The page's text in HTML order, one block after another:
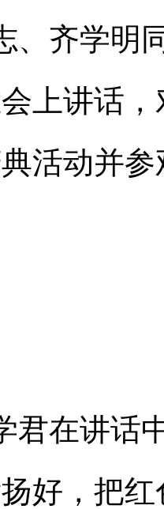
齐学明
上讲话
活动并
在讲话
好，把